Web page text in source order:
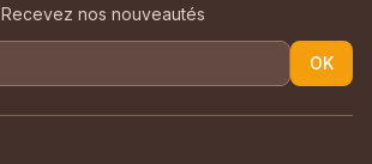
Recevez nos nouveautés
OK